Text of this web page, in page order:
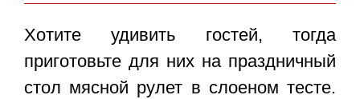
Хотите удивить гостей, тогда
приготовьте для них на праздничный
стол мясной рулет в слоеном тесте.